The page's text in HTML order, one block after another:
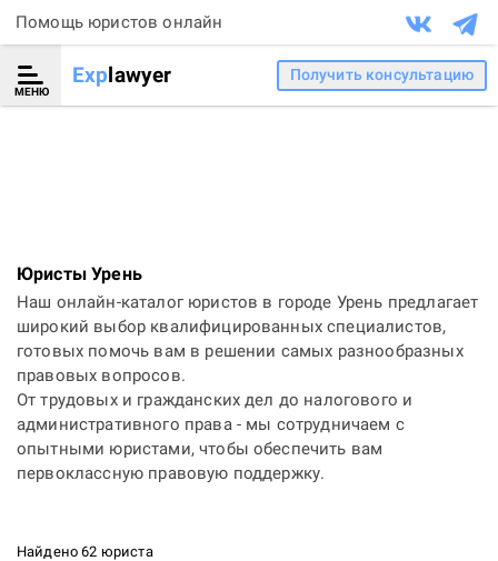
Помощь юристов онлайн
МЕНЮ
Explawyer Получить консультацию
Юристы Урень
Наш онлайн-каталог юристов в городе Урень предлагает
широкий выбор квалифицированных специалистов,
готовых помочь вам в решении самых разнообразных
правовых вопросов.
От трудовых и гражданских дел до налогового и
административного права - мы сотрудничаем с
опытными юристами, чтобы обеспечить вам
первоклассную правовую поддержку.
Найдено 62 юриста